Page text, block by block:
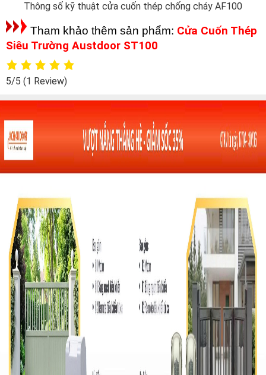
Thông số kỹ thuật cửa cuốn thép chống cháy AF100
Tham khảo thêm sản phẩm: Cửa Cuốn Thép
Siêu Trường Austdoor ST100
5/5 (1 Review)